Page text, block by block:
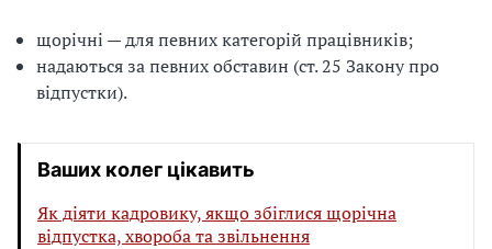
щорічні — для певних категорій працівників;
надаються за певних обставин (ст. 25 Закону про
відпустки).
Ваших колег цікавить
Як діяти кадровику, якщо збіглися щорічна
відпустка, хвороба та звільнення